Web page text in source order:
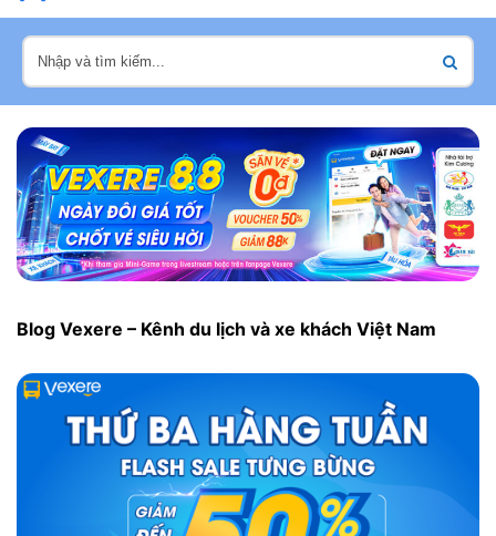
Blog Vexere – Kênh du lịch và xe khách Việt Nam